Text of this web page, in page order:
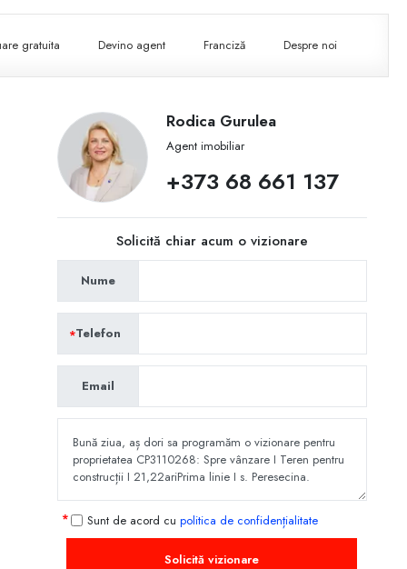
gratuita Devino agent Franciză Despre noi
Rodica Gurulea
Agent imobiliar
+373 68 661 137
Solicită chiar acum o vizionare
Nume
Telefon
Email
Sunt de acord cu politica de confidențialitate
Solicită vizionare